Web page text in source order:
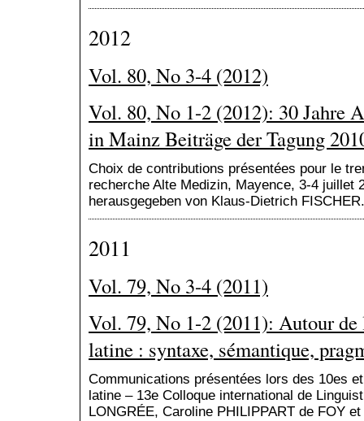
2012
Vol. 80, No 3-4 (2012)
Vol. 80, No 1-2 (2012): 30 Jahre
in Mainz Beiträge der Tagung
Choix de contributions présentées pour le
recherche Alte Medizin, Mayence, 3-4 juillet
herausgegeben von Klaus-Dietrich FISCHER.
2011
Vol. 79, No 3-4 (2011)
Vol. 79, No 1-2 (2011): Autour
latine : syntaxe, sémantique,
Communications présentées lors des 10es
latine – 13e Colloque international de
LONGRÉE, Caroline PHILIPPART de FOY